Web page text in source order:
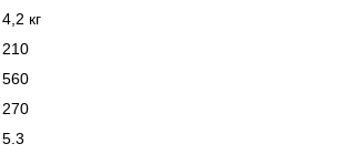
4,2 кг
210
560
270
5.3